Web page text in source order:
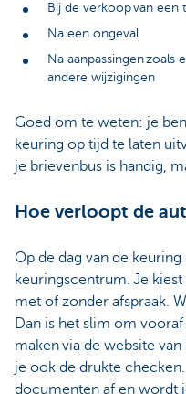
Bij de verkoop van een
Na een ongeval
Na aanpassingen zoals
andere wijzigingen
Goed om te weten: je
keuring op tijd te laten
je brievenbus is handig,
Hoe verloopt de
Op de dag van de
keuringscentrum. Je
met of zonder afspraak.
Dan is het slim om
maken via de website
je ook de drukte
documenten af en wordt